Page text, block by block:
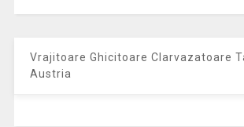
Vrajitoare Ghicitoare Clarvazatoare
Austria